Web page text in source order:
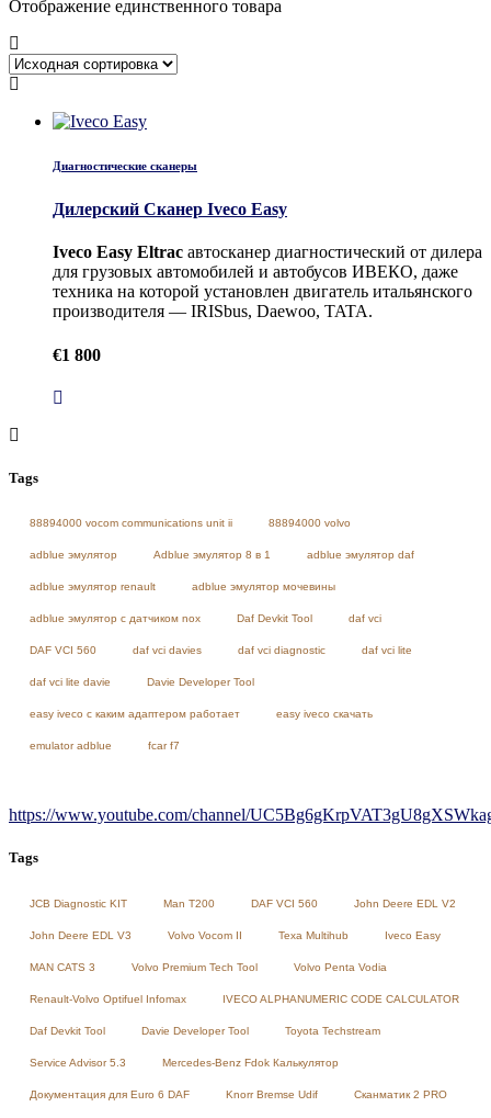
Отображение единственного товара
Диагностические сканеры
Дилерский Сканер Iveco Easy
Iveco Easy Eltrac автосканер диагностический от дилера
для грузовых автомобилей и автобусов ИВЕКО, даже
техника на которой установлен двигатель итальянского
производителя — IRISbus, Daewoo, TATA.
€1 800
Tags
88894000 vocom communications unit ii 88894000 volvo
adblue эмулятор Adblue эмулятор 8 в 1 adblue эмулятор daf
adblue эмулятор renault adblue эмулятор мочевины
adblue эмулятор с датчиком nox Daf Devkit Tool daf vci
DAF VCI 560 daf vci davies daf vci diagnostic daf vci lite
daf vci lite davie Davie Developer Tool
easy iveco с каким адаптером работает easy iveco скачать
emulator adblue fcar f7
https://www.youtube.com/channel/
Tags
JCB Diagnostic KIT Man T200 DAF VCI 560 John Deere EDL V2
John Deere EDL V3 Volvo Vocom II Texa Multihub Iveco Easy
MAN CATS 3 Volvo Premium Tech Tool Volvo Penta Vodia
Renault-Volvo Optifuel Infomax IVECO ALPHANUMERIC CODE CALCULATOR
Daf Devkit Tool Davie Developer Tool Toyota Techstream
Service Advisor 5.3 Mercedes-Benz Fdok Калькулятор
Документация для Euro 6 DAF Knorr Bremse Udif Сканматик 2 PRO